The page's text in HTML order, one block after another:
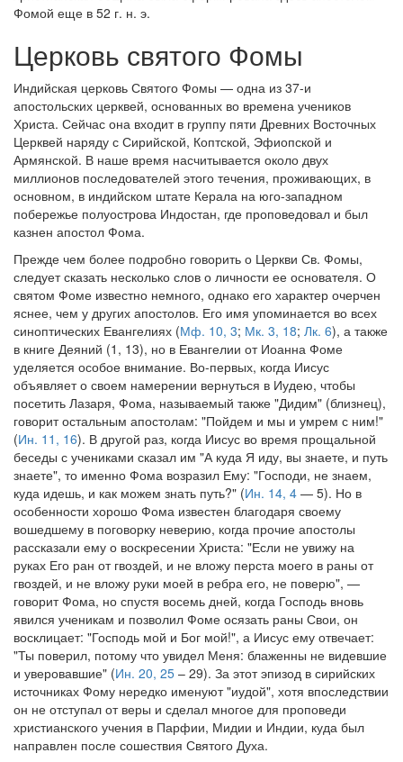
mail@apologia.ru
Отправить сообщение
Вход
Фомой еще в 52 г. н. э.
Церковь святого Фомы
Индийская церковь Святого Фомы — одна из 37-и
апостольских церквей, основанных во времена учеников
Христа. Сейчас она входит в группу пяти Древних Восточных
Церквей наряду с Сирийской, Коптской, Эфиопской и
Армянской. В наше время насчитывается около двух
миллионов последователей этого течения, проживающих, в
основном, в индийском штате Керала на юго-западном
побережье полуострова Индостан, где проповедовал и был
казнен апостол Фома.
Прежде чем более подробно говорить о Церкви Св. Фомы,
следует сказать несколько слов о личности ее основателя. О
святом Фоме известно немного, однако его характер очерчен
яснее, чем у других апостолов. Его имя упоминается во всех
синоптических Евангелиях (Мф. 10, 3; Мк. 3, 18; Лк. 6), а также
в книге Деяний (1, 13), но в Евангелии от Иоанна Фоме
уделяется особое внимание. Во-первых, когда Иисус
объявляет о своем намерении вернуться в Иудею, чтобы
посетить Лазаря, Фома, называемый также "Дидим" (близнец),
говорит остальным апостолам: "Пойдем и мы и умрем с ним!"
(Ин. 11, 16). В другой раз, когда Иисус во время прощальной
беседы с учениками сказал им "А куда Я иду, вы знаете, и путь
знаете", то именно Фома возразил Ему: "Господи, не знаем,
куда идешь, и как можем знать путь?" (Ин. 14, 4 — 5). Но в
особенности хорошо Фома известен благодаря своему
вошедшему в поговорку неверию, когда прочие апостолы
рассказали ему о воскресении Христа: "Если не увижу на
руках Его ран от гвоздей, и не вложу перста моего в раны от
гвоздей, и не вложу руки моей в ребра его, не поверю", —
говорит Фома, но спустя восемь дней, когда Господь вновь
явился ученикам и позволил Фоме осязать раны Свои, он
восклицает: "Господь мой и Бог мой!", а Иисус ему отвечает:
"Ты поверил, потому что увидел Меня: блаженны не видевшие
и уверовавшие" (Ин. 20, 25 – 29). За этот эпизод в сирийских
источниках Фому нередко именуют "иудой", хотя впоследствии
он не отступал от веры и сделал многое для проповеди
христианского учения в Парфии, Мидии и Индии, куда был
направлен после сошествия Святого Духа.